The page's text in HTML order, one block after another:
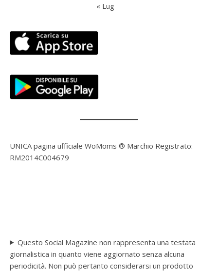
« Lug
UNICA pagina ufficiale WoMoms ® Marchio Registrato:
RM2014C004679
Questo Social Magazine non rappresenta una testata
giornalistica in quanto viene aggiornato senza alcuna
periodicità. Non può pertanto considerarsi un prodotto